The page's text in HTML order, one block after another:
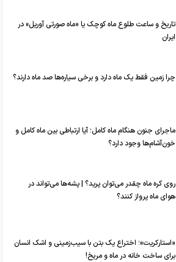
تاریخ و ساعت طلوع ماه کوچک یا «ماه صورتی آوریل» در
ایران
چرا زمین فقط یک ماه دارد و برخی سیاره‌ها صد ماه دارند؟
ماجرای جنون هنگام ماه کامل؛ آیا ارتباطی بین ماه کامل و
خون‌آشام‌ها وجود دارد؟
روی کره ماه چقدر می‌توان پرید؟ | پشه‌ها می‌تواند در
هوای ماه پرواز کنند؟
«استارکریت»؛ اختراع یک بتن با سیب‌زمینی و اشک انسان
برای ساخت خانه در ماه و مریخ!